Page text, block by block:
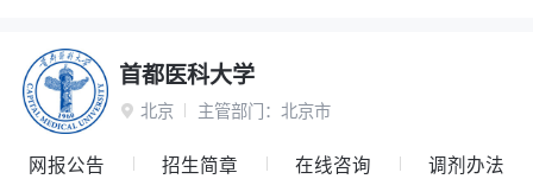
首都医科大学
 北京 主管部门： 北京市
网报公告 招生简章 在线咨询 调剂办法